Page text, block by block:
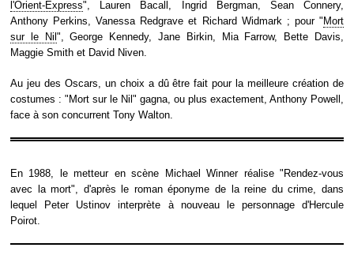
l'Orient-Express", Lauren Bacall, Ingrid Bergman, Sean Connery,
Anthony Perkins, Vanessa Redgrave et Richard Widmark ; pour " Mort
sur le Nil ", George Kennedy, Jane Birkin, Mia Farrow, Bette Davis,
Maggie Smith et David Niven.
Au jeu des Oscars, un choix a dû être fait pour la meilleure création de
costumes : "Mort sur le Nil" gagna, ou plus exactement, Anthony Powell,
face à son concurrent Tony Walton.
En 1988, le metteur en scène Michael Winner réalise "Rendez-vous
avec la mort", d'après le roman éponyme de la reine du crime, dans
lequel Peter Ustinov interprète à nouveau le personnage d'Hercule
Poirot.